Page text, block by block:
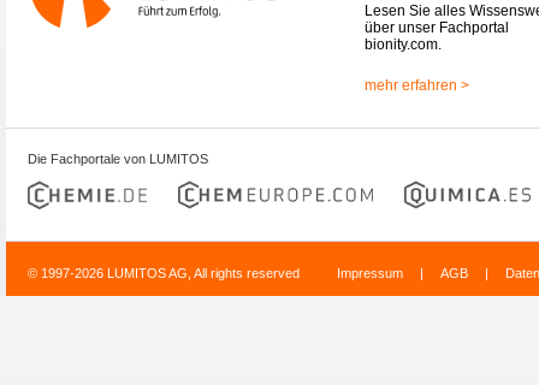
Lesen Sie alles
über unser Fachportal
bionity.com.
mehr erfahren >
Die Fachportale von LUMITOS
© 1997-2026 LUMITOS AG, All rights reserved Impressum | AGB |